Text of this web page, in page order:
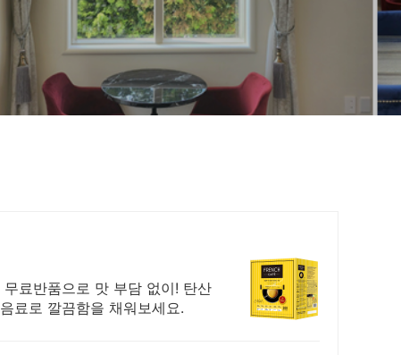
료반품으로 맛 부담 없이! 탄산
료로 깔끔함을 채워보세요.